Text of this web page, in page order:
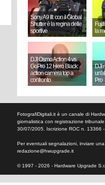
Sony A9 III: con il Global
Shutter è la regina delle
sportive
la
DJI Osmo Action 4 vs.
GoPro 12 Hero Black:
action camera top a
confronto
DJI
Pro
FotografiDigitali.it è un canale di
giornalistica con registrazione
30/07/2005. Iscrizione ROC n. 13366 -
Per eventuali segnalazioni, inviare una
redazione@hwupgrade.it
© 1997 - 2026 - Hardware Upgrade